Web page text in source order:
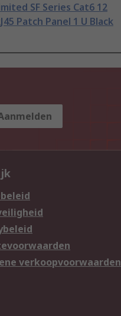
SF Series Cat6 12
Patch Panel 1 U Black
verkoopvoorwaarden